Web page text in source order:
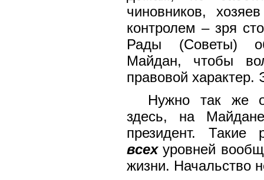
чиновников,
контролем – зря
Рады (Советы)
Майдан, чтобы
правовой
Нужно так же
здесь, на
президент. Такие
всехуровней
жизни. Начальство